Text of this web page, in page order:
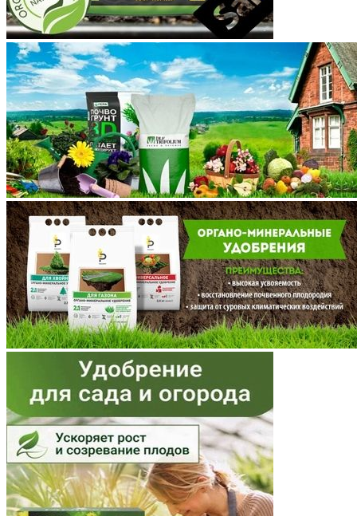
Курганская область
Курская область
Ленинградская область
Липецкая область
Магаданская область
Марий Эл
Мордовия
Московская область
Мурманская область
Ненецкий АО
Нижегородская область
Новгородская область
Новосибирская область
Омская область
Оренбургская область
Орловская область